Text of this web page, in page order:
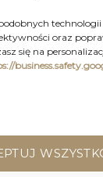
technologii
oraz
się na
DEKORACJE
KUCHNIA